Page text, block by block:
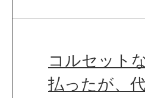
コルセット
払ったが、